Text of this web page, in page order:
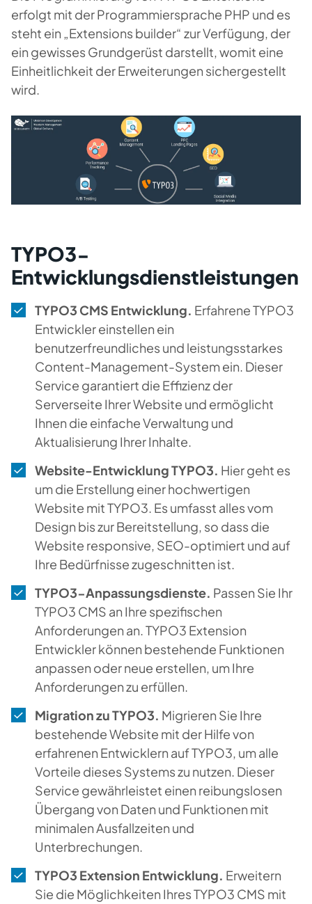
erfolgt mit der Programmiersprache PHP und es
steht ein „Extensions builder“ zur Verfügung, der
ein gewisses Grundgerüst darstellt, womit eine
Einheitlichkeit der Erweiterungen sichergestellt
wird.
TYPO3-
Entwicklungsdienstleistungen
TYPO3 CMS Entwicklung. Erfahrene TYPO3
Entwickler einstellen ein
benutzerfreundliches und leistungsstarkes
Content-Management-System ein. Dieser
Service garantiert die Effizienz der
Serverseite Ihrer Website und ermöglicht
Ihnen die einfache Verwaltung und
Aktualisierung Ihrer Inhalte.
Website-Entwicklung TYPO3. Hier geht es
um die Erstellung einer hochwertigen
Website mit TYPO3. Es umfasst alles vom
Design bis zur Bereitstellung, so dass die
Website responsive, SEO-optimiert und auf
Ihre Bedürfnisse zugeschnitten ist.
TYPO3-Anpassungsdienste. Passen Sie Ihr
TYPO3 CMS an Ihre spezifischen
Anforderungen an. TYPO3 Extension
Entwickler können bestehende Funktionen
anpassen oder neue erstellen, um Ihre
Anforderungen zu erfüllen.
Migration zu TYPO3. Migrieren Sie Ihre
bestehende Website mit der Hilfe von
erfahrenen Entwicklern auf TYPO3, um alle
Vorteile dieses Systems zu nutzen. Dieser
Service gewährleistet einen reibungslosen
Übergang von Daten und Funktionen mit
minimalen Ausfallzeiten und
Unterbrechungen.
TYPO3 Extension Entwicklung. Erweitern
Sie die Möglichkeiten Ihres TYPO3 CMS mit